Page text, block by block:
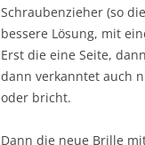
Schraubenzieher (so
bessere Lösung, mit
Erst die eine Seite,
dann verkanntet auch
oder bricht.
Dann die neue Brille